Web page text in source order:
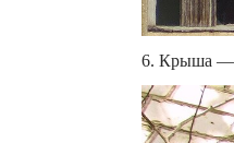
6. Крыша —